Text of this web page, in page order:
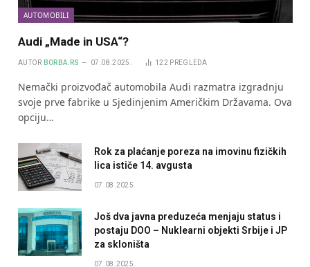
AUTOMOBILI
Audi „Made in USA“?
AUTOR BORBA.RS 07.08.2025. 122 PREGLEDA
Nemački proizvođač automobila Audi razmatra izgradnju
svoje prve fabrike u Sjedinjenim Američkim Državama. Ova
opciju…
Rok za plaćanje poreza na imovinu fizičkih
lica ističe 14. avgusta
07.08.2025.
Još dva javna preduzeća menjaju status i
postaju DOO – Nuklearni objekti Srbije i JP
za skloništa
07.08.2025.